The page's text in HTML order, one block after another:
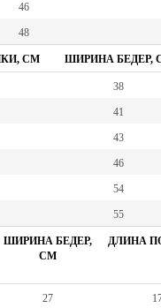
46
48
СМ ШИРИНА БЕДЕР,
38
41
43
46
54
55
ШИРИНА БЕДЕР,
СМ
ДЛИНА
27